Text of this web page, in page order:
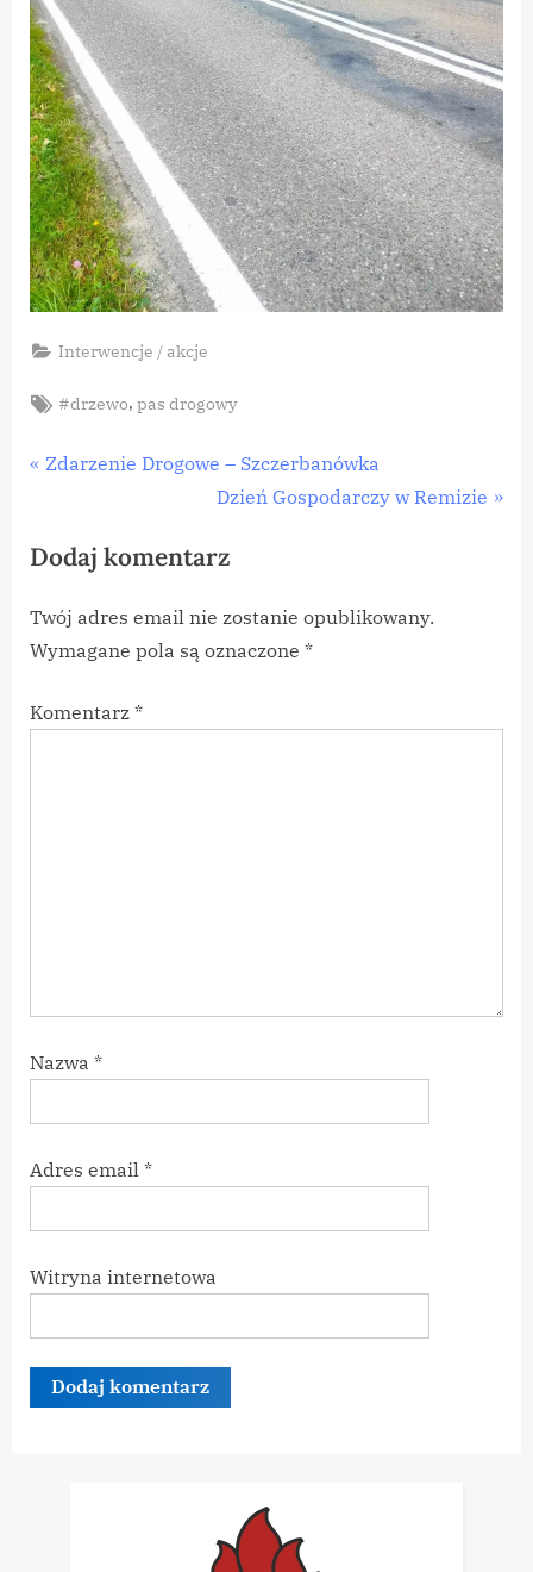
Interwencje / akcje
Tags:
#drzewo,pas drogowy
Nawigacja
P
v
o
u
P
Zdarzenie Drogowe – Szczerbanówka
N
x
P
o
t
Dzień Gospodarczy w Remizie
Dodaj komentarz
Twój adres email nie zostanie opublikowany.
Wymagane pola są oznaczone *
Komentarz *
Nazwa *
Adres email *
Witryna internetowa